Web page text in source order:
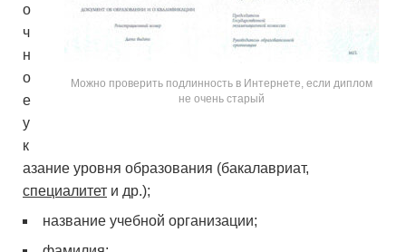
Можно проверить подлинность в Интернете, если диплом
не очень старый
о
ч
н
о
е
у
к
азание уровня образования (бакалавриат,
специалитет и др.);
название учебной организации;